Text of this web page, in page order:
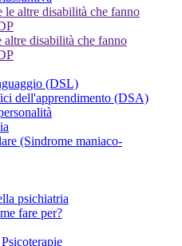
disabilità che fanno
(DSL)
dell'apprendimento (DSA)
(Sindrome maniaco-
psichiatria
fare per?